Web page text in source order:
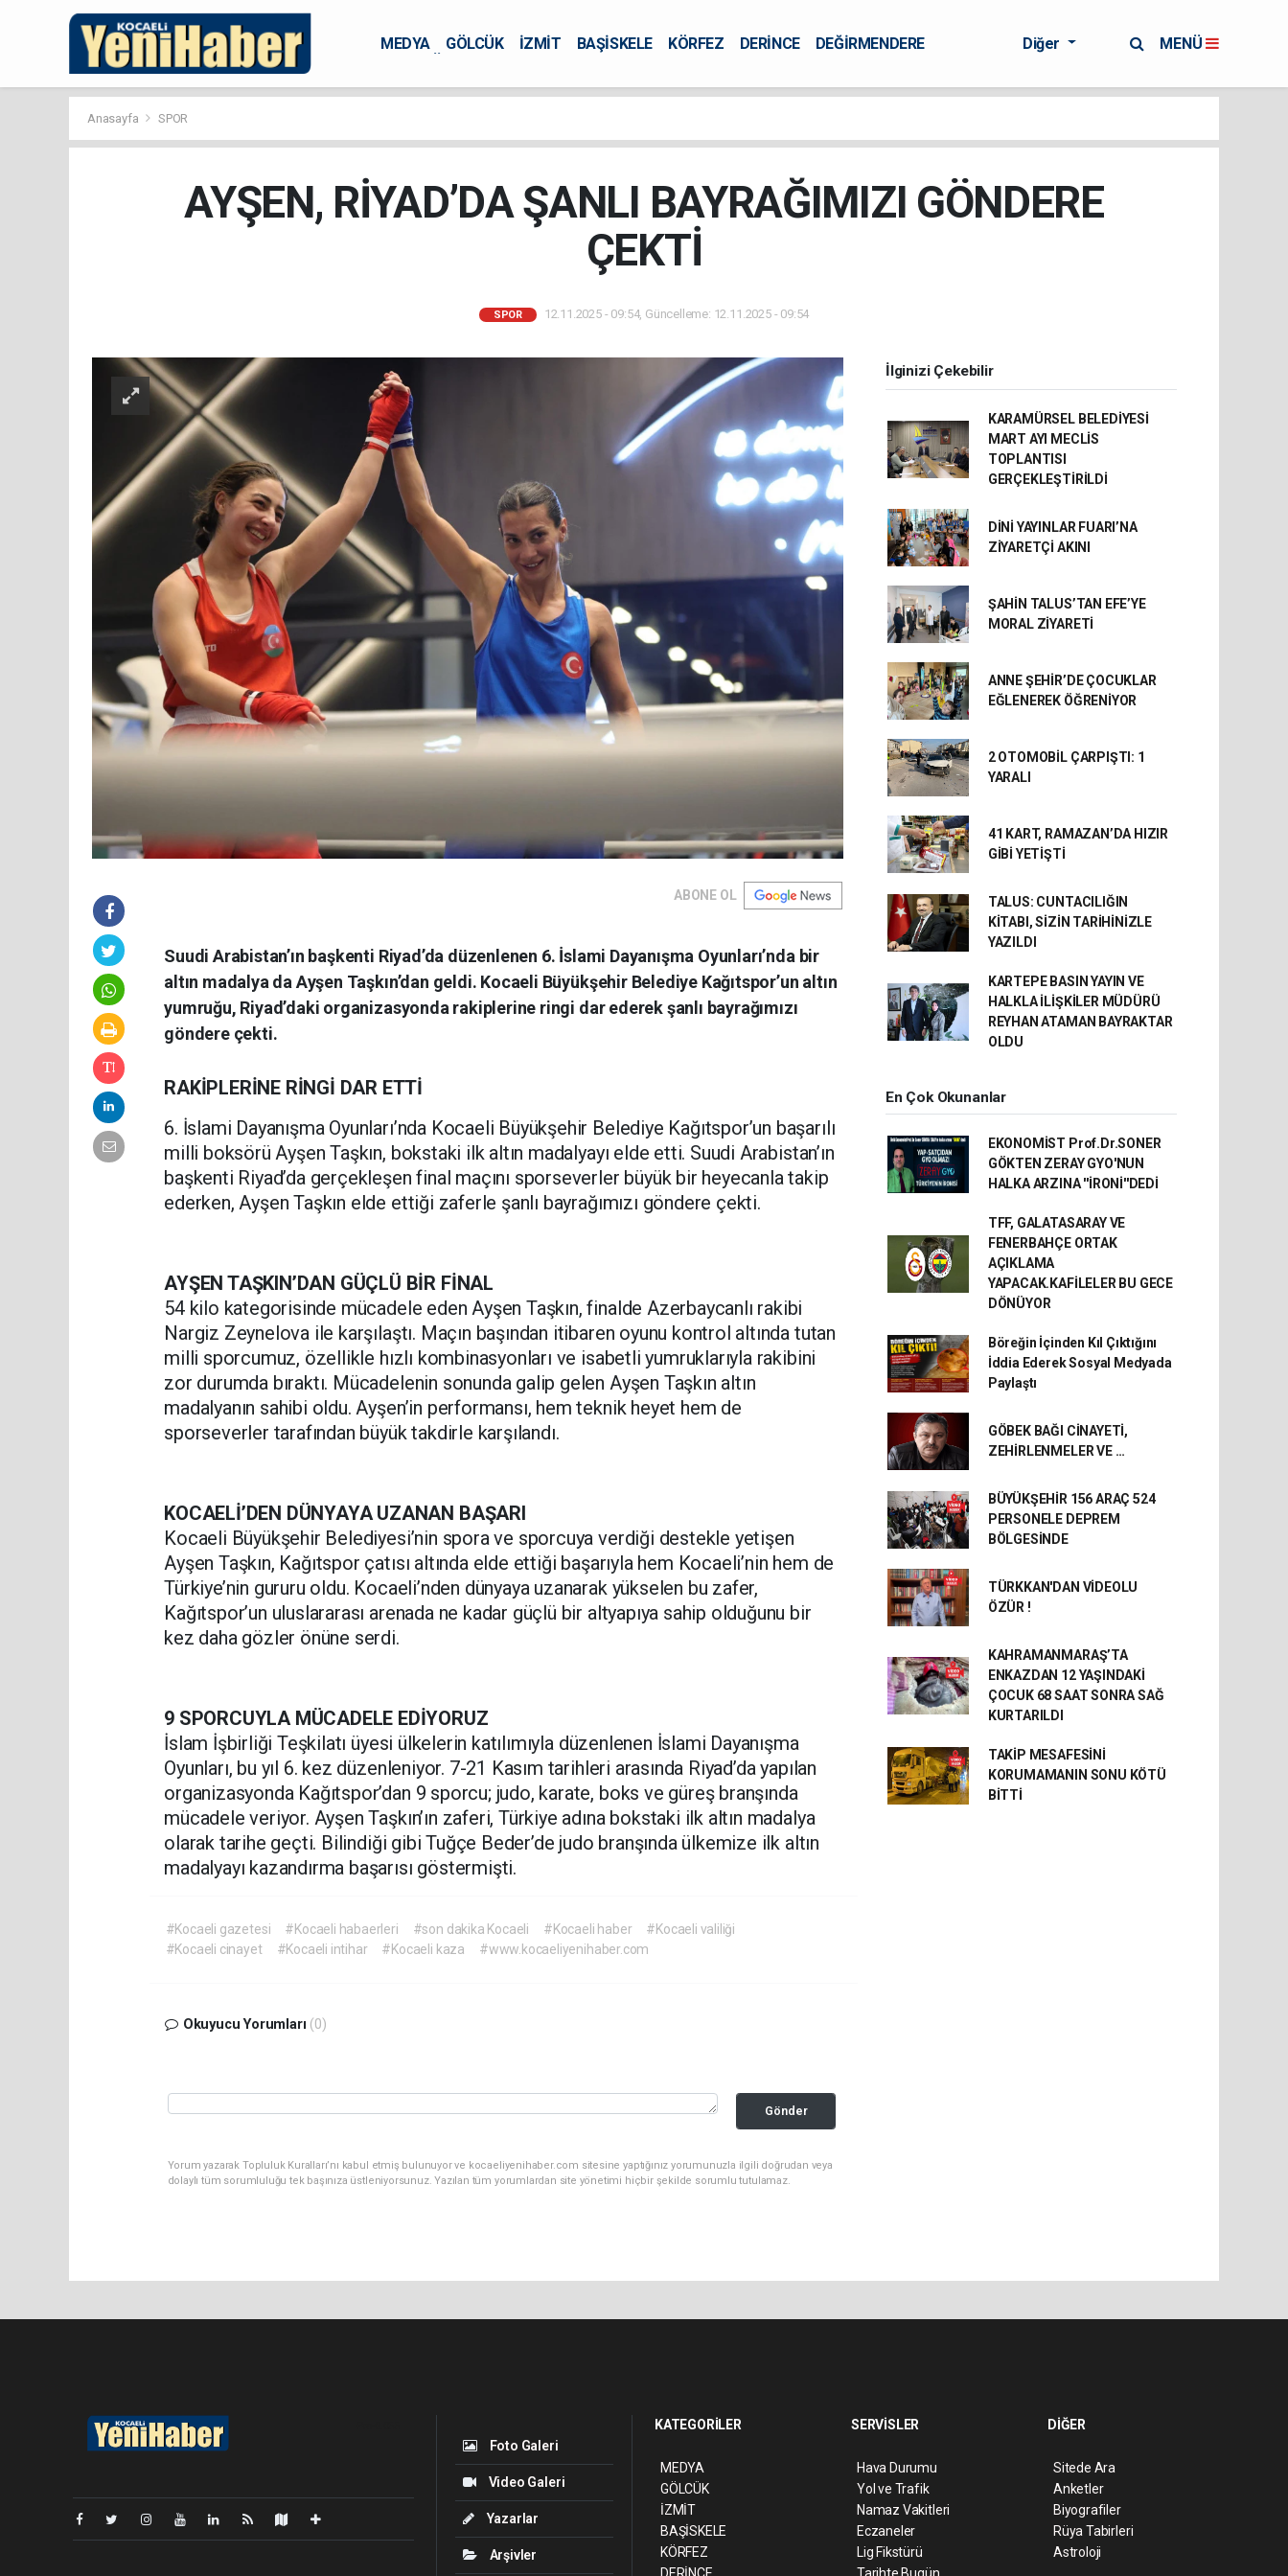
MEDYA GÖLCÜK İZMİT BAŞİSKELE KÖRFEZ DERİNCE
DEĞİRMENDERE
Diğer MENÜ
Anasayfa SPOR
AYŞEN, RİYAD’DA ŞANLI BAYRAĞIMIZI GÖNDERE
ÇEKTİ
SPOR 12.11.2025 - 09:54, Güncelleme: 12.11.2025 - 09:54
ABONE OL
Suudi Arabistan’ın başkenti Riyad’da düzenlenen 6. İslami Dayanışma Oyunları’nda bir
altın madalya da Ayşen Taşkın’dan geldi. Kocaeli Büyükşehir Belediye Kağıtspor’un altın
yumruğu, Riyad’daki organizasyonda rakiplerine ringi dar ederek şanlı bayrağımızı
göndere çekti.
RAKİPLERİNE RİNGİ DAR ETTİ
6. İslami Dayanışma Oyunları’nda Kocaeli Büyükşehir Belediye Kağıtspor’un başarılı
milli boksörü Ayşen Taşkın, bokstaki ilk altın madalyayı elde etti. Suudi Arabistan’ın
başkenti Riyad’da gerçekleşen final maçını sporseverler büyük bir heyecanla takip
ederken, Ayşen Taşkın elde ettiği zaferle şanlı bayrağımızı göndere çekti.
AYŞEN TAŞKIN’DAN GÜÇLÜ BİR FİNAL
54 kilo kategorisinde mücadele eden Ayşen Taşkın, finalde Azerbaycanlı rakibi
Nargiz Zeynelova ile karşılaştı. Maçın başından itibaren oyunu kontrol altında tutan
milli sporcumuz, özellikle hızlı kombinasyonları ve isabetli yumruklarıyla rakibini
zor durumda bıraktı. Mücadelenin sonunda galip gelen Ayşen Taşkın altın
madalyanın sahibi oldu. Ayşen’in performansı, hem teknik heyet hem de
sporseverler tarafından büyük takdirle karşılandı.
KOCAELİ’DEN DÜNYAYA UZANAN BAŞARI
Kocaeli Büyükşehir Belediyesi’nin spora ve sporcuya verdiği destekle yetişen
Ayşen Taşkın, Kağıtspor çatısı altında elde ettiği başarıyla hem Kocaeli’nin hem de
Türkiye’nin gururu oldu. Kocaeli’nden dünyaya uzanarak yükselen bu zafer,
Kağıtspor’un uluslararası arenada ne kadar güçlü bir altyapıya sahip olduğunu bir
kez daha gözler önüne serdi.
9 SPORCUYLA MÜCADELE EDİYORUZ
İslam İşbirliği Teşkilatı üyesi ülkelerin katılımıyla düzenlenen İslami Dayanışma
Oyunları, bu yıl 6. kez düzenleniyor. 7-21 Kasım tarihleri arasında Riyad’da yapılan
organizasyonda Kağıtspor’dan 9 sporcu; judo, karate, boks ve güreş branşında
mücadele veriyor. Ayşen Taşkın’ın zaferi, Türkiye adına bokstaki ilk altın madalya
olarak tarihe geçti. Bilindiği gibi Tuğçe Beder’de judo branşında ülkemize ilk altın
madalyayı kazandırma başarısı göstermişti.
#Kocaeli gazetesi #Kocaeli habaerleri #son dakika Kocaeli #Kocaeli haber
#Kocaeli valiliği
#Kocaeli cinayet
#Kocaeli intihar #Kocaeli kaza #www.kocaeliyenihaber.com
Okuyucu Yorumları (0)
Gönder
Yorum yazarak Topluluk Kuralları’nı kabul etmiş bulunuyor ve kocaeliyenihaber.com sitesine yaptığınız yorumunuzla ilgili doğrudan veya
dolaylı tüm sorumluluğu tek başınıza üstleniyorsunuz. Yazılan tüm yorumlardan site yönetimi hiçbir şekilde sorumlu tutulamaz.
İlginizi Çekebilir
KARAMÜRSEL BELEDİYESİ
MART AYI MECLİS
TOPLANTISI
GERÇEKLEŞTİRİLDİ
DİNİ YAYINLAR FUARI’NA
ZİYARETÇİ AKINI
ŞAHİN TALUS’TAN EFE’YE
MORAL ZİYARETİ
ANNE ŞEHİR’DE ÇOCUKLAR
EĞLENEREK ÖĞRENİYOR
2 OTOMOBİL ÇARPIŞTI: 1
YARALI
41 KART, RAMAZAN’DA HIZIR
GİBİ YETİŞTİ
TALUS: CUNTACILIĞIN
KİTABI, SİZİN TARİHİNİZLE
YAZILDI
KARTEPE BASIN YAYIN VE
HALKLA İLİŞKİLER MÜDÜRÜ
REYHAN ATAMAN BAYRAKTAR
OLDU
En Çok Okunanlar
EKONOMİST Prof.Dr.SONER
GÖKTEN ZERAY GYO'NUN
HALKA ARZINA ''İRONİ''DEDİ
TFF, GALATASARAY VE
FENERBAHÇE ORTAK
AÇIKLAMA
YAPACAK.KAFİLELER BU GECE
DÖNÜYOR
Böreğin İçinden Kıl Çıktığını
İddia Ederek Sosyal Medyada
Paylaştı
GÖBEK BAĞI CİNAYETİ,
ZEHİRLENMELER VE …
BÜYÜKŞEHİR 156 ARAÇ 524
PERSONELE DEPREM
BÖLGESİNDE
TÜRKKAN'DAN VİDEOLU
ÖZÜR !
KAHRAMANMARAŞ’TA
ENKAZDAN 12 YAŞINDAKİ
ÇOCUK 68 SAAT SONRA SAĞ
KURTARILDI
TAKİP MESAFESİNİ
KORUMAMANIN SONU KÖTÜ
BİTTİ
Foto Galeri
Video Galeri
Yazarlar
Arşivler
KATEGORİLER
MEDYA
GÖLCÜK
İZMİT
BAŞİSKELE
KÖRFEZ
DERİNCE
SERVİSLER
Hava Durumu
Yol ve Trafik
Namaz Vakitleri
Eczaneler
Lig Fikstürü
Tarihte Bugün
DİĞER
Sitede Ara
Anketler
Biyografiler
Rüya Tabirleri
Astroloji